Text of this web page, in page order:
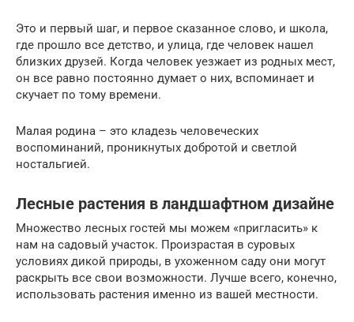
Это и первый шаг, и первое сказанное слово, и школа,
где прошло все детство, и улица, где человек нашел
близких друзей. Когда человек уезжает из родных мест,
он все равно постоянно думает о них, вспоминает и
скучает по тому времени.
Малая родина – это кладезь человеческих
воспоминаний, проникнутых добротой и светлой
ностальгией.
Лесные растения в ландшафтном дизайне
Множество лесных гостей мы можем «пригласить» к
нам на садовый участок. Произрастая в суровых
условиях дикой природы, в ухоженном саду они могут
раскрыть все свои возможности. Лучше всего, конечно,
использовать растения именно из вашей местности.